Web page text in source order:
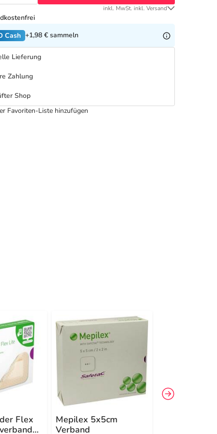
inkl. MwSt. inkl. Versand
Cash +1,98 € sammeln
Lieferung
Zahlung
Shop
Favoriten-Liste hinzufügen
Flex
Mepilex 5x5cm
Verband